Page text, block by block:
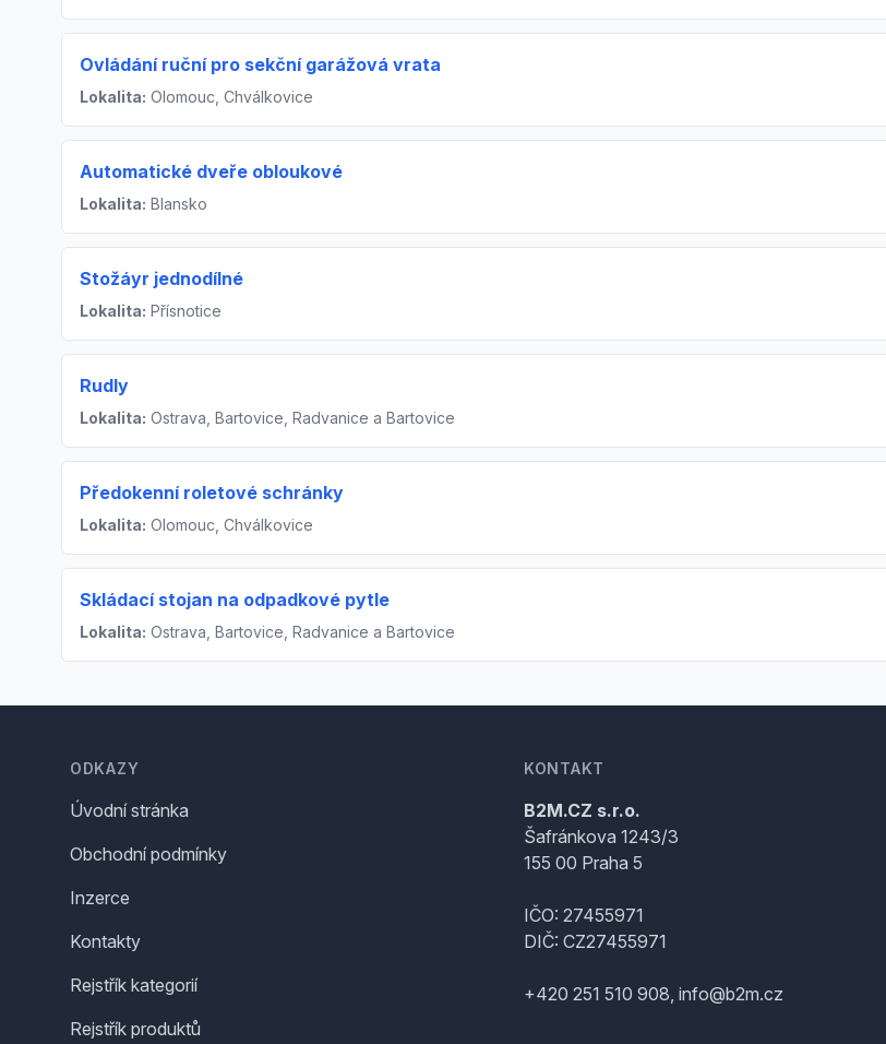
Ovládání ruční pro sekční garážová vrata
Lokalita: Olomouc, Chválkovice
Automatické dveře obloukové
Lokalita: Blansko
Stožáyr jednodílné
Lokalita: Přísnotice
Rudly
Lokalita: Ostrava, Bartovice, Radvanice a Bartovice
Předokenní roletové schránky
Lokalita: Olomouc, Chválkovice
Skládací stojan na odpadkové pytle
Lokalita: Ostrava, Bartovice, Radvanice a Bartovice
ODKAZY
Úvodní stránka
Obchodní podmínky
Inzerce
Kontakty
Rejstřík kategorií
Rejstřík produktů
KONTAKT
B2M.CZ s.r.o.
Šafránkova 1243/3
155 00 Praha 5
IČO: 27455971
DIČ: CZ27455971
+420 251 510 908, info@b2m.cz